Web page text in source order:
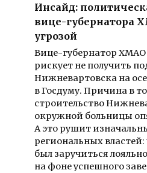
Инсайд:
вице-губернатора
угрозой
Вице-губернатор
рискует не получить
Нижневартовска на
в Госдуму. Причина в
строительство
окружной больницы
А это рушит
региональных
был заручиться
на фоне успешного